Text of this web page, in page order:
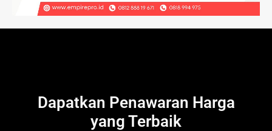
Dapatkan Penawaran Harga
yang Terbaik